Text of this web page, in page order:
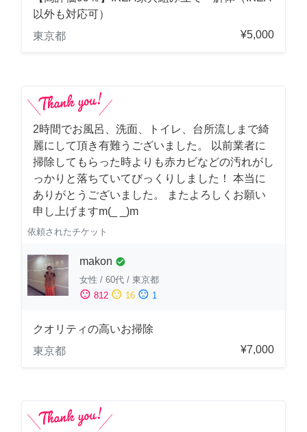
以外も対応可）
東京都
¥5,000
2時間でお風呂、洗面、トイレ、台所流しまで綺
麗にして頂き有難うございました。 以前業者に
掃除してもらった時よりも赤カビなどの汚れがし
っかりと落ちていてびっくりしました！ 本当に
ありがとうございました。 またよろしくお願い
申し上げますm(_ _)m
依頼されたチケット
makon check_circle
女性 / 60代 / 東京都
sentiment_satisfied 812 sentiment_neutral 16 sentiment_dissatisfied 1
クオリティの高いお掃除
東京都
¥7,000